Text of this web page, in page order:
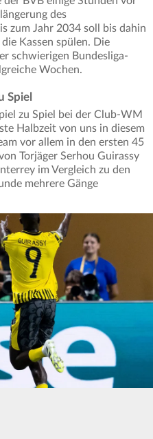
des
zum Jahr 2034 soll bis dahin
Kassen spülen. Die
schwierigen Bundesliga-
Wochen.
Spiel
zu Spiel bei der Club-WM
Halbzeit von uns in diesem
vor allem in den ersten 45
Torjäger Serhou Guirassy
im Vergleich zu den
mehrere Gänge